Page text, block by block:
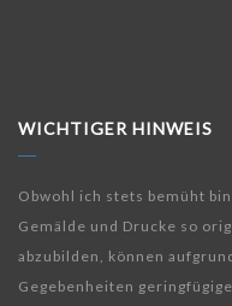
WICHTIGER HINWEIS
Obwohl ich stets bemüht
Gemälde und Drucke so
abzubilden, können
Gegebenheiten